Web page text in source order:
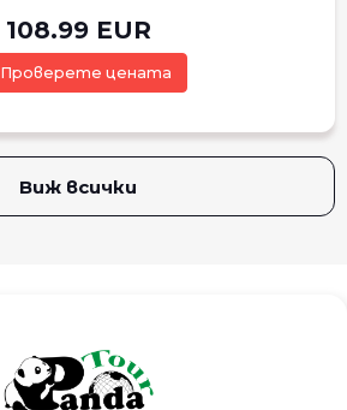
108.99EUR
Проверете цената
Виж всички